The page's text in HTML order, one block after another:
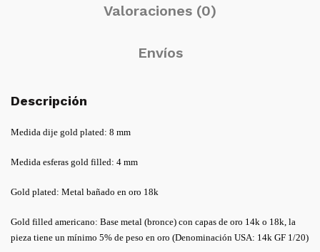
Valoraciones (0)
Envíos
Descripción
Medida dije gold plated: 8 mm
Medida esferas gold filled: 4 mm
Gold plated: Metal bañado en oro 18k
Gold filled americano: Base metal (bronce) con capas de oro 14k o 18k, la
pieza tiene un mínimo 5% de peso en oro (Denominación USA: 14k GF 1/20)